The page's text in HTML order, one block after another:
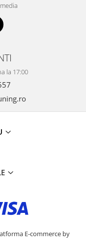
la 17:00
E-commerce by